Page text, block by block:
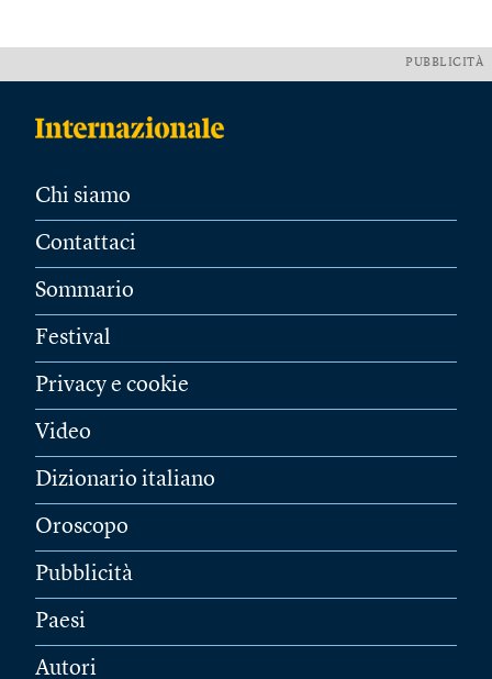
PUBBLICITÀ
Chi siamo
Contattaci
Sommario
Festival
Privacy e cookie
Video
Dizionario italiano
Oroscopo
Pubblicità
Paesi
Autori